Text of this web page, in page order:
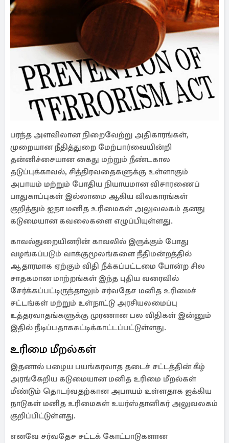
பரந்த அளவிலான நிறைவேற்று அதிகாரங்கள்,
முறையான நீதித்துறை மேற்பார்வையின்றி
தன்னிச்சையான கைது மற்றும் நீண்டகால
தடுப்புக்காவல், சித்திரவதைகளுக்கு உள்ளாகும்
அபாயம் மற்றும் போதிய நியாயமான விசாரணைப்
பாதுகாப்புகள் இல்லாமை ஆகிய விவகாரங்கள்
குறித்தும் ஐநா மனித உரிமைகள் அலுவலகம் தனது
கடுமையான கவலைகளை எழுப்பியுள்ளது.
காவல்துறையினரின் காவலில் இருக்கும் போது
வழங்கப்படும் வாக்குமூலங்களை நீதிமன்றத்தில்
ஆதாரமாக ஏற்கும் விதி நீக்கப்பட்டமை போன்ற சில
சாதகமான மாற்றங்கள் இந்த புதிய வரைவில்
சேர்க்கப்பட்டிருந்தாலும் சர்வதேச மனித உரிமைச்
சட்டங்கள் மற்றும் உள்நாட்டு அரசியலமைப்பு
உத்தரவாதங்களுக்கு முரணான பல விதிகள் இன்னும்
இதில் நீடிப்பதாகசுட்டிக்காட்டப்பட்டுள்ளது.
உரிமை மீறல்கள்
இதனால் பழைய பயங்கரவாத தடைச் சட்டத்தின் கீழ்
அரங்கேறிய கடுமையான மனித உரிமை மீறல்கள்
மீண்டும் தொடர்வதற்கான அபாயம் உள்ளதாக ஐக்கிய
நாடுகள் மனித உரிமைகள் உயர்ஸ்தானிகர் அலுவலகம்
குறிப்பிட்டுள்ளது.
எனவே சர்வதேச சட்டக் கோட்பாடுகளான